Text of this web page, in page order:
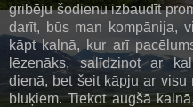
gribēju šodienu izbaudīt
darīt, būs man kompānija,
kāpt kalnā, kur arī
lēzenāks, salīdzinot ar
dienā, bet šeit kāpju ar visu
bluķiem. Tiekot augšā